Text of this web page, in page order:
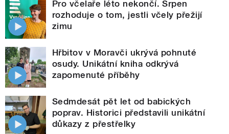
Pro včelaře léto nekončí. Srpen
rozhoduje o tom, jestli včely přežijí
zimu
Hřbitov v Moravči ukrývá pohnuté
osudy. Unikátní kniha odkrývá
zapomenuté příběhy
Sedmdesát pět let od babických
poprav. Historici představili unikátní
důkazy z přestřelky